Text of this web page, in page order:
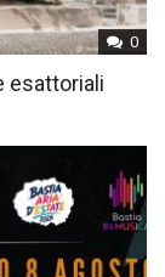
0
esattoriali